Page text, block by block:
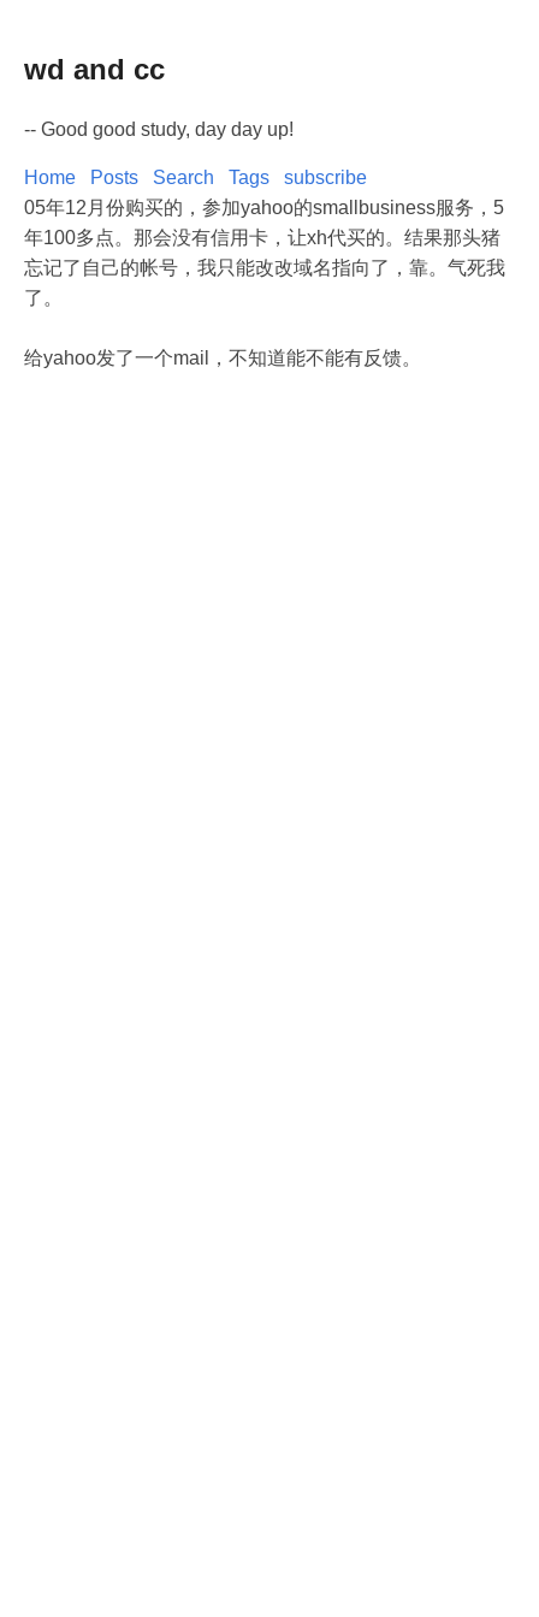
wd and cc
-- Good good study, day day up!
Home Posts Search Tags
subscribe
05年12月份购买的，参加yahoo的smallbusiness服务，5
年100多点。那会没有信用卡，让xh代买的。结果那头猪
忘记了自己的帐号，我只能改改域名指向了，靠。气死我
了。
给yahoo发了一个mail，不知道能不能有反馈。